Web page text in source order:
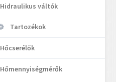
Hidraulikus váltók
Tartozékok
Hőcserélők
Hőmennyiségmérők